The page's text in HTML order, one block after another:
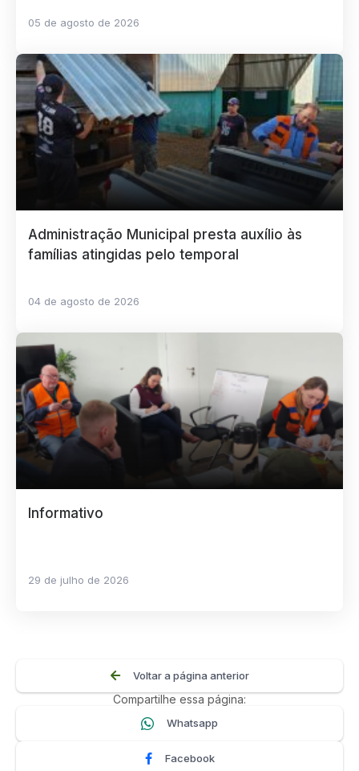
05 de agosto de 2026
Administração Municipal presta auxílio às
famílias atingidas pelo temporal
04 de agosto de 2026
Informativo
29 de julho de 2026
Voltar a página anterior
Compartilhe essa página:
Whatsapp
Facebook